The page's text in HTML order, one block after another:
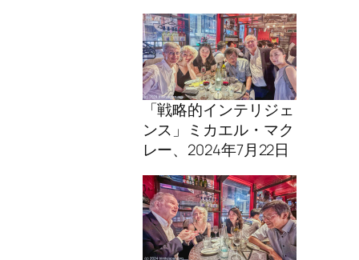
「戦略的インテリジェ
ンス」ミカエル・マク
レー、2024年7月22日